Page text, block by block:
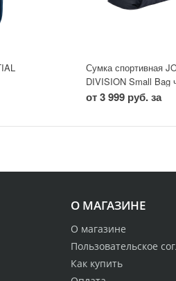
Сумка спортивная
DIVISION Small Bag
от 3 999 руб. за
О МАГАЗИНЕ
О магазине
Пользовательское
Как купить